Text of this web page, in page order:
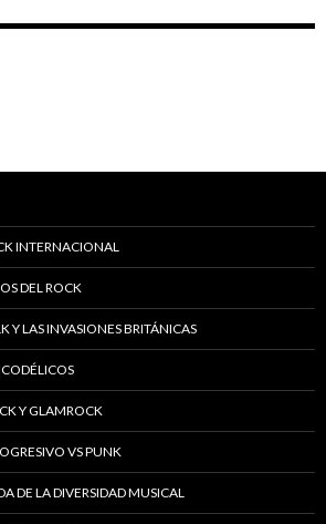
INTERNACIONAL
DEL ROCK
Y LAS INVASIONES BRITÁNICAS
Y GLAMROCK
VS PUNK
DE LA DIVERSIDAD MUSICAL